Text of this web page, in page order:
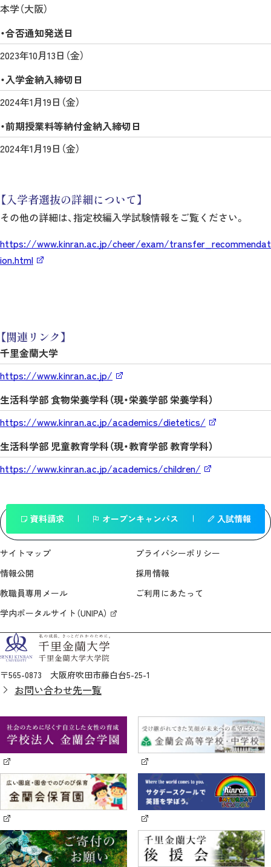
本学（大阪）
・合否通知発送日
2023年10月13日（金）
・入学金納入締切日
2024年1月19日（金）
・前期授業料等納付金納入締切日
2024年1月19日（金）
【入学者選抜の詳細について】
その他の詳細は、指定校編入学試験情報をご覧ください。
https://www.kinran.ac.jp/cheer/exam/transfer_recommendat
ion.html
【関連リンク】
千里金蘭大学
https://www.kinran.ac.jp/
生活科学部 食物栄養学科（現・栄養学部 栄養学科）
https://www.kinran.ac.jp/academics/dietetics/
生活科学部 児童教育学科（現・教育学部 教育学科）
https://www.kinran.ac.jp/academics/children/
一覧へ戻る
資料請求 オープンキャンパス 入試情報
サイトマップ
プライバシーポリシー
情報公開
採用情報
教職員専用メール
ご利用にあたって
学内ポータルサイト（UNIPA）
〒565-0873 大阪府吹田市藤白台5-25-1
お問い合わせ先一覧